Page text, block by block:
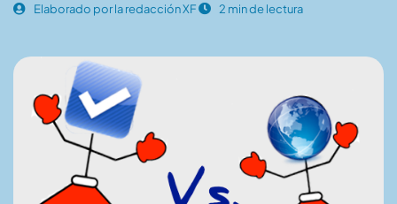
Elaborado por la redacción XF 2 min de lectura